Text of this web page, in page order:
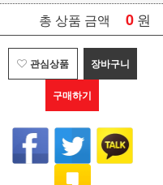
총 상품 금액 0 원
관심상품 장바구니
구매하기